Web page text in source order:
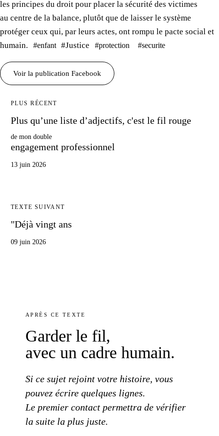
les principes du droit pour placer la sécurité des victimes
au centre de la balance, plutôt que de laisser le système
protéger ceux qui, par leurs actes, ont rompu le pacte social et
humain.
#enfant #Justice #protection #securite
Voir la publication Facebook
PLUS RÉCENT
Plus qu’une liste d’adjectifs, c'est le fil rouge
de mon double
engagement professionnel
13 juin 2026
TEXTE SUIVANT
"Déjà vingt ans
09 juin 2026
APRÈS CE TEXTE
Garder le fil,
avec un cadre humain.
Si ce sujet rejoint votre histoire, vous
pouvez écrire quelques lignes.
Le premier contact permettra de vérifier
la suite la plus juste.